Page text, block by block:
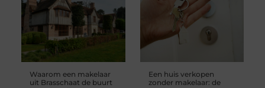
Waarom een makelaar
uit Brasschaat de buurt
Een huis verkopen
zonder makelaar: de